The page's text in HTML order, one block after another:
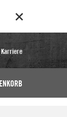
Karriere